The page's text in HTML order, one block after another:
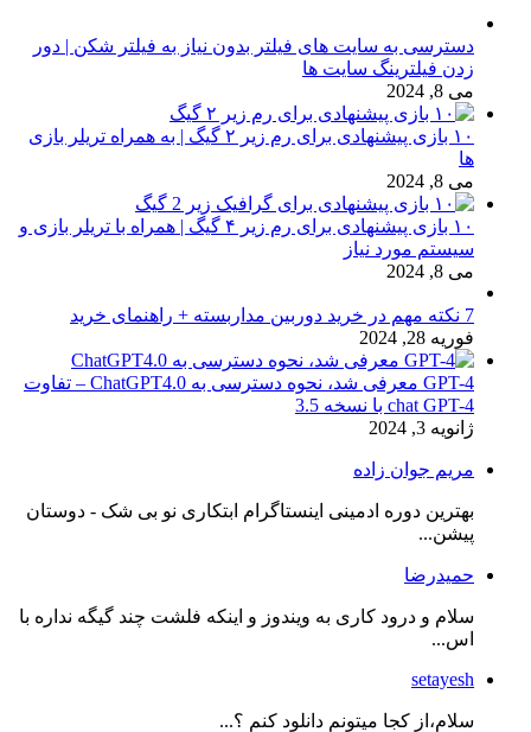
دسترسی به سایت های فیلتر بدون نیاز به فیلتر شکن | دور
زدن فیلترینگ سایت ها
می 8, 2024
۱۰ بازی پیشنهادی برای رم زیر ۲ گیگ | به همراه تریلر بازی
ها
می 8, 2024
۱۰ بازی پیشنهادی برای رم زیر ۴ گیگ | همراه با تریلر بازی و
سیستم مورد نیاز
می 8, 2024
7 نکته مهم در خرید دوربین مداربسته + راهنمای خرید
فوریه 28, 2024
GPT-4 معرفی شد، نحوه دسترسی به ChatGPT4.0 – تفاوت
chat GPT-4 با نسخه 3.5
ژانویه 3, 2024
مریم جوان زاده
بهترین دوره ادمینی اینستاگرام ابتکاری نو بی شک - دوستان
پیشن...
حمیدرضا
سلام و درود کاری به ویندوز و اینکه فلشت چند گیگه نداره با
اس...
setayesh
سلام،از کجا میتونم دانلود کنم ؟...